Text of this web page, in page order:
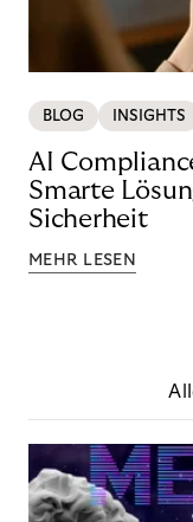
BLOG INSIGHTS
AI
Smarte
Sicherheit
MEHR LESEN